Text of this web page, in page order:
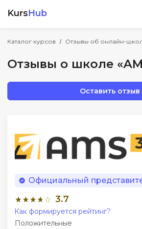
KursHub
Каталог курсов Отзывы об онлайн-
Отзывы о школе
Оставить отзыв
Официальный
3.7
Положительные
Как формируется рейтинг?
Маркетинг
Дизайн
Аналитика
Менеджмент